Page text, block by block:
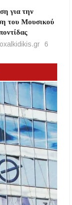
για την
του Μουσικού
6